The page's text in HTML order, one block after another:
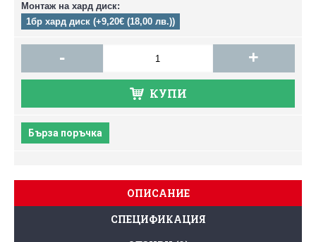
Монтаж на хард диск:
1бр хард диск (+9,20€ (18,00 лв.))
- +
КУПИ
Бърза поръчка
ОПИСАНИЕ
СПЕЦИФИКАЦИЯ